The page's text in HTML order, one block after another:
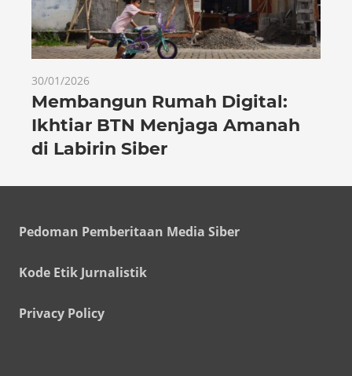
30/01/2026
Membangun Rumah Digital:
Ikhtiar BTN Menjaga Amanah
di Labirin Siber
Pedoman Pemberitaan Media Siber
Kode Etik Jurnalistik
Privacy Policy